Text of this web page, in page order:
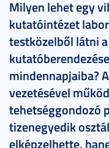
Milyen lehet egy
kutatóintézet
testközelből látni
mindennapjaiba?
vezetésével
tehetséggondozó
tizenegyedik
elképzelhette,